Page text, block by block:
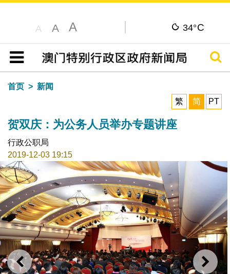
A A A 34°C
目录
搜寻
首页
新闻
繁
简 PT
贺双庆：为公务人员举办专题讲座
行政公职局
2019-12-03 19:15
上一则 下一